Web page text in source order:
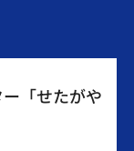
「せたがや